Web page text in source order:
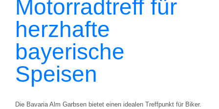
Motorradtreff für
herzhafte
bayerische
Speisen
Die Bavaria Alm Garbsen bietet einen idealen Treffpunkt für Biker.